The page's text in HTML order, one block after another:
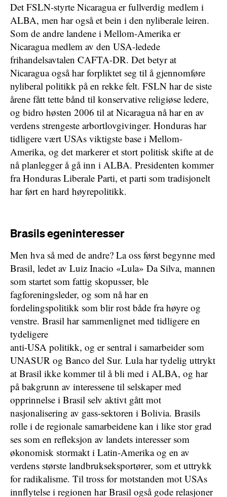
Det FSLN-styrte Nicaragua er fullverdig medlem i
ALBA, men har også et bein i den nyliberale leiren.
Som de andre landene i Mellom-Amerika er
Nicaragua medlem av den USA-ledede
frihandelsavtalen CAFTA-DR. Det betyr at
Nicaragua også har forpliktet seg til å gjennomføre
nyliberal politikk på en rekke felt. FSLN har de siste
årene fått tette bånd til konservative religiøse ledere,
og bidro høsten 2006 til at Nicaragua nå har en av
verdens strengeste arbortlovgivinger. Honduras har
tidligere vært USAs viktigste base i Mellom-
Amerika, og det markerer et stort politisk skifte at de
nå planlegger å gå inn i ALBA. Presidenten kommer
fra Honduras Liberale Parti, et parti som tradisjonelt
har ført en hard høyrepolitikk.
Brasils egeninteresser
Men hva så med de andre? La oss først begynne med
Brasil, ledet av Luiz Inacio «Lula» Da Silva, mannen
som startet som fattig skopusser, ble
fagforeningsleder, og som nå har en
fordelingspolitikk som blir rost både fra høyre og
venstre. Brasil har sammenlignet med tidligere en
tydeligere
anti-USA politikk, og er sentral i samarbeider som
UNASUR og Banco del Sur. Lula har tydelig uttrykt
at Brasil ikke kommer til å bli med i ALBA, og har
på bakgrunn av interessene til selskaper med
opprinnelse i Brasil selv aktivt gått mot
nasjonalisering av gass-sektoren i Bolivia. Brasils
rolle i de regionale samarbeidene kan i like stor grad
ses som en refleksjon av landets interesser som
økonomisk stormakt i Latin-Amerika og en av
verdens største landbrukseksportører, som et uttrykk
for radikalisme. Til tross for motstanden mot USAs
innflytelse i regionen har Brasil også gode relasjoner